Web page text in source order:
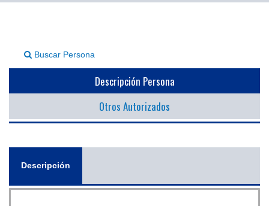
Buscar Persona
Descripción Persona
Otros Autorizados
Descripción